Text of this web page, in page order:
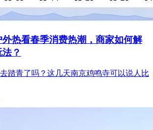
热看春季消费热潮，商家如何解
？
踏青了吗？这几天南京鸡鸣寺可以说人比